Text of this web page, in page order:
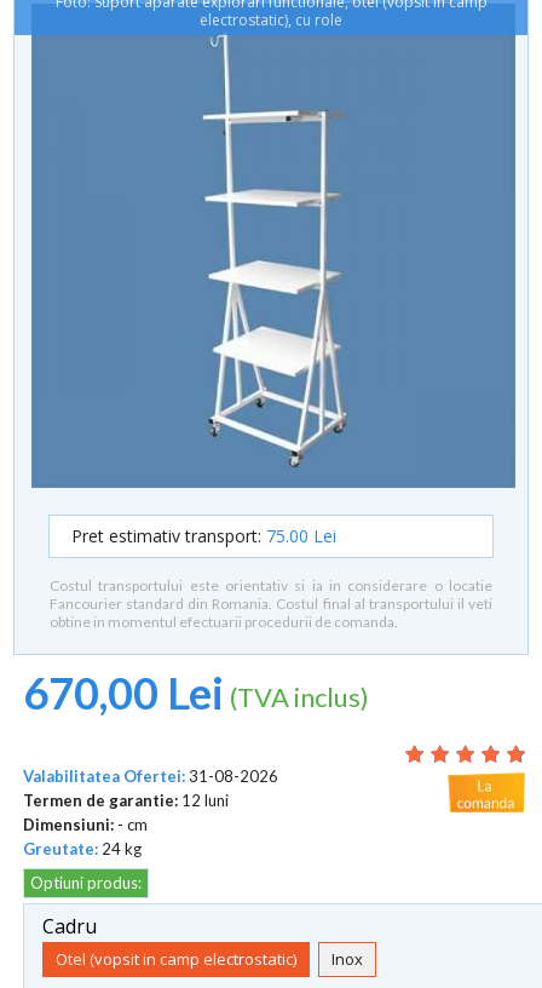
electrostatic), cu role
Pret estimativ transport: 75.00 Lei
Costul transportului este orientativ si ia in considerare o locatie
Fancourier standard din Romania. Costul final al transportului il veti
obtine in momentul efectuarii procedurii de comanda.
670,00 Lei (TVA inclus)
Valabilitatea Ofertei:31-08-2026
Termen de garantie: 12 luni
Dimensiuni: - cm
Greutate: 24 kg
Optiuni produs:
Cadru
Otel (vopsit in camp electrostatic) Inox